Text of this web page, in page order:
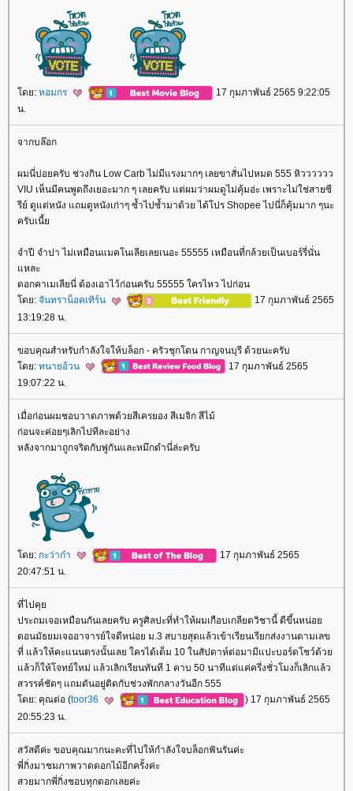
ดย: หอมกร
17 กุมภาพันธ์ 2565 9:22:05
น.
จากบล๊อก
ผมนี่บ่อยครับ ช่วงกิน Low Carb ไม่มีแรงมากๆ เลยขาสั่นไปหมด 555 หิวววววว
VIU เห็นมีคนพูดถึงเยอะมาก ๆ เลยครับ แต่ผมว่าผมดูไม่คุ้มอ่ะ เพราะไม่ใช่สายซี
รีย์ ดูแต่หนัง แถมดูหนังเก่าๆ ซ้ำไปซ้ำมาด้วย ได้โปร Shopee ไปนี่ก็คุ้มมาก ๆนะ
ครับเนี้
จำปี จำปา ไม่เหมือนแมคโนเลียเลยเนอะ 55555 เหมือนที่กล้วยเป็นเบอร์รี่นั่น
หละ
ดอกคาเมเลียนี่ ต้องเอาไว้ก่อนครับ 55555 ใครไหว ไปก่อน
ดย: จันทราน็อคเทิร์น
17 กุมภาพันธ์ 2565
13:19:28 น.
ขอบคุณสำหรับกำลังใจให้บล็อก - ครัวชุกโดน กาญจนบุรี ด้วยนะครับ
ดย: ทนายอ้วน
17 กุมภาพันธ์ 2565
19:07:22 น.
เมื่อก่อนผมชอบวาดภาพด้วยสีเครยอง สีเมจิก สีไม้
ก่อนจะค่อยๆเลิกไปทีละอย่าง
หลังจากมาถูกจริตกับพู่กันและหมึกดำนี่ล่ะครับ
ดย: กะว่าก๋า
17 กุมภาพันธ์ 2565
20:47:51 น.
ที่ไปคุ
ประถมเจอเหมือนกันเลยครับ ครูศิลปะที่ทำให้ผมเกือบเกลียดวิชานี้ ดีขึ้นหน่อ
ตอนมัธยมเจออาจารย์ใจดีหน่อย ม.3 สบายสุดแล้วเข้าเรียนเรียกส่งงานตามเลข
ที่ แล้วให้คะแนนตรงนั้นเลย ใครได้เต็ม 10 ในสัปดาห์ต่อมามีแปะบอร์ดโชว์ด้ว
ล้วก็ให้โจทย์ใหม่ แล้วเลิกเรียนทันที 1 คาบ 50 นาทีแต่แค่ครึ่งชั่วโมงก็เลิกแล้ว
สวรรค์ชัดๆ แถมดันอยู่ติดกับช่วงพักกลางวันอีก 555
ดย: คุณต่อ (toor36
) 17 กุมภาพันธ์ 2565
20:55:23 น.
สวัสดีค่ะ ขอบคุณมากนะคะที่ไปให้กำลังใจบล็อกฟันรันค่ะ
พี่กิ่งมาชมภาพวาดดอกไม้อีกครั้งค่ะ
สวยมากพี่กิ่งชอบทุกดอกเลยค่ะ